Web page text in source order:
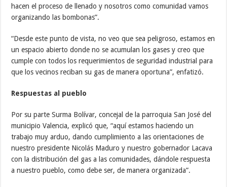
hacen el proceso de llenado y nosotros como comunidad vamos
organizando las bombonas”.
“Desde este punto de vista, no veo que sea peligroso, estamos en
un espacio abierto donde no se acumulan los gases y creo que
cumple con todos los requerimientos de seguridad industrial para
que los vecinos reciban su gas de manera oportuna”, enfatizó.
Respuestas al pueblo
Por su parte Surma Bolívar, concejal de la parroquia San José del
municipio Valencia, explicó que, “aquí estamos haciendo un
trabajo muy arduo, dando cumplimiento a las orientaciones de
nuestro presidente Nicolás Maduro y nuestro gobernador Lacava
con la distribución del gas a las comunidades, dándole respuesta
a nuestro pueblo, como debe ser, de manera organizada”.